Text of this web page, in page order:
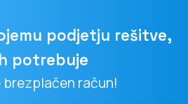
podjetju rešitve,
potrebuje
brezplačen račun!